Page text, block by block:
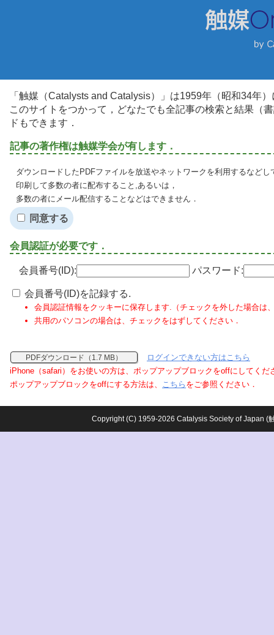
「触媒（Catalysts and Catalysis）」は1959年（昭和34年
このサイトをつかって，どなたでも全記事の検索と結果（
ドもできます．
記事の著作権は触媒学会が有します．
ダウンロードしたPDFファイルを放送やネットワークを利用するなど
印刷して多数の者に配布すること,あるいは，
多数の者にメール配信することなどはできません．
同意する
会員認証が必要です．
会員番号(ID): パスワード:
会員番号(ID)を記録する.
会員認証情報をクッキーに保存します.（チェックを外した場合は
共用のパソコンの場合は、チェックをはずしてください．
PDFダウンロード（1.7 MB）
ログインできない方はこちら
iPhone（safari）をお使いの方は、ポップアップブロックをoffにしてくだ
ポップアップブロックをoffにする方法は、 こちら をご参照ください．
Copyright (C) 1959-2026 Catalysis Society of Japan (